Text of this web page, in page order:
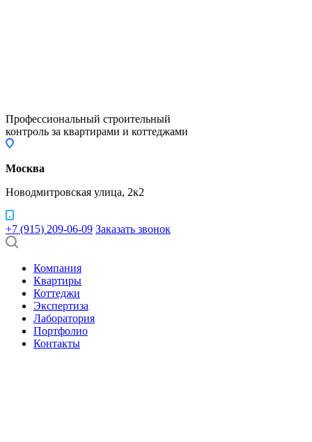
Профессиональный строительный
контроль за квартирами и коттеджами
Москва
Новодмитровская улица, 2к2
+7 (915) 209-06-09 Заказать звонок
Компания
Квартиры
Коттеджи
Экспертиза
Лаборатория
Портфолио
Контакты